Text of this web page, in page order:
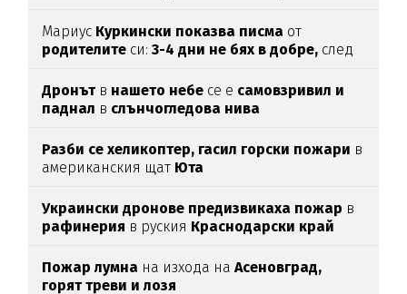
Мариус Куркински показва писма от
родителите си:3-4 дни не бях в добре, след
Дронътв нашето небе се е самовзривил и
паднал в слънчогледова нива
Разби се хеликоптер, гасил горски пожари в
американския щат Юта
Украински дронове предизвикаха пожар в
рафинерия в руския Краснодарски край
Пожар лумна на изхода наАсеновград,
горят треви и лозя